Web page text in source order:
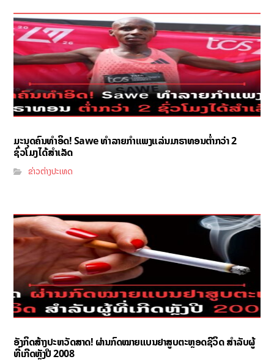
ມະນຸດຄົນທຳອິດ! Sawe ທຳລາຍກຳແພງແລ່ນມາຣາທອນຕ່ຳກວ່າ 2
ຊົ່ວໂມງໄດ້ສຳເລັດ
ຂ່າວຕ່າງປະເທດ
ອັງກິດສ້າງປະຫວັດສາດ! ຜ່ານກົດໝາຍແບນຢາສູບຕະຫຼອດຊີວິດ ສຳລັບຜູ້
ທີ່ເກີດຫຼັງປີ 2008